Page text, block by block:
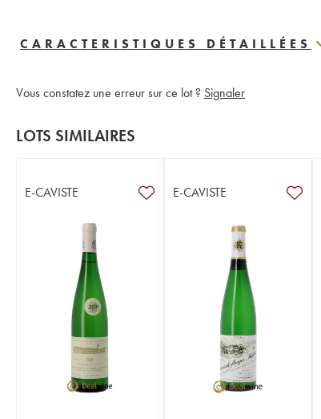
CARACTERISTIQUES DÉTAILLÉES
Vous constatez une erreur sur ce lot ? Signaler
LOTS SIMILAIRES
E-CAVISTE E-CAVISTE